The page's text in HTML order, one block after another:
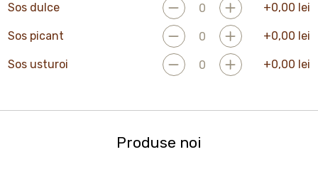
Sos dulce +0,00 lei
Sos picant +0,00 lei
Sos usturoi +0,00 lei
Produse noi